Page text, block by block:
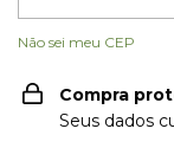
Não sei meu CEP
Compra
Seus dados